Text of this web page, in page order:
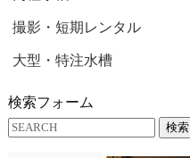
撮影・短期レンタル
大型・特注水槽
検索フォーム
検索